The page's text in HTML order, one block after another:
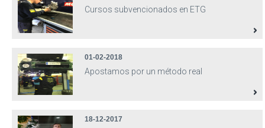
Cursos subvencionados en ETG
01-02-2018
Apostamos por un método real
18-12-2017